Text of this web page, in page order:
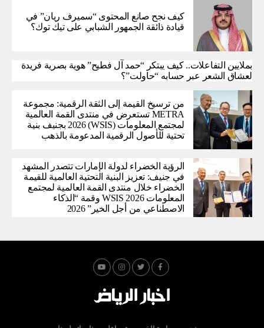
كيف نجح صانع المحتوى “سميرف ريان” في
قيادة ذائقة الجمهور الشبابي على تيك توك؟
بملايين التفاعلات.. كيف يبتكر “حمد آل فطيح” هوية بصرية فريدة
لعشاق الشعر عبر حسابه “حاولت”؟
من ترسيخ القيمة إلى الثقة الرقمية: مجموعة
METRA تستعرض في منتدى القمة العالمية
لمجتمع المعلومات (WSIS) 2026 بجنيف بنية
تحتية للأصول الرقمية المدعومة بالذهب
الرؤية الخضراء لدولة الإمارات تتصدر المشهد
في جنيف: تعزيز البنية التحتية العالمية للقيمة
الخضراء خلال منتدى القمة العالمية لمجتمع
المعلومات WSIS 2026 وقمة “الذكاء
الاصطناعي من أجل الخير” 2026